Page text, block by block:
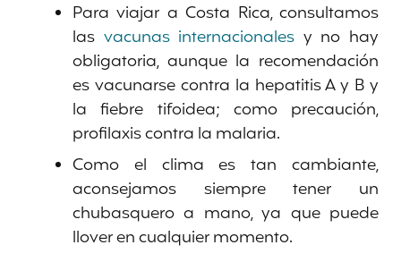
Para viajar a Costa Rica, consultamos
las vacunas internacionales y no hay
obligatoria, aunque la recomendación
es vacunarse contra la hepatitis A y B y
la fiebre tifoidea; como precaución,
profilaxis contra la malaria.
Como el clima es tan cambiante,
aconsejamos siempre tener un
chubasquero a mano, ya que puede
llover en cualquier momento.